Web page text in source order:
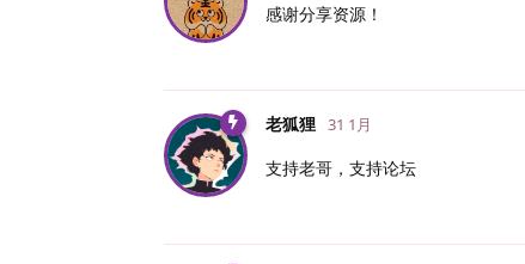
感谢分享资源！
老狐狸 31 1月
支持老哥，支持论坛